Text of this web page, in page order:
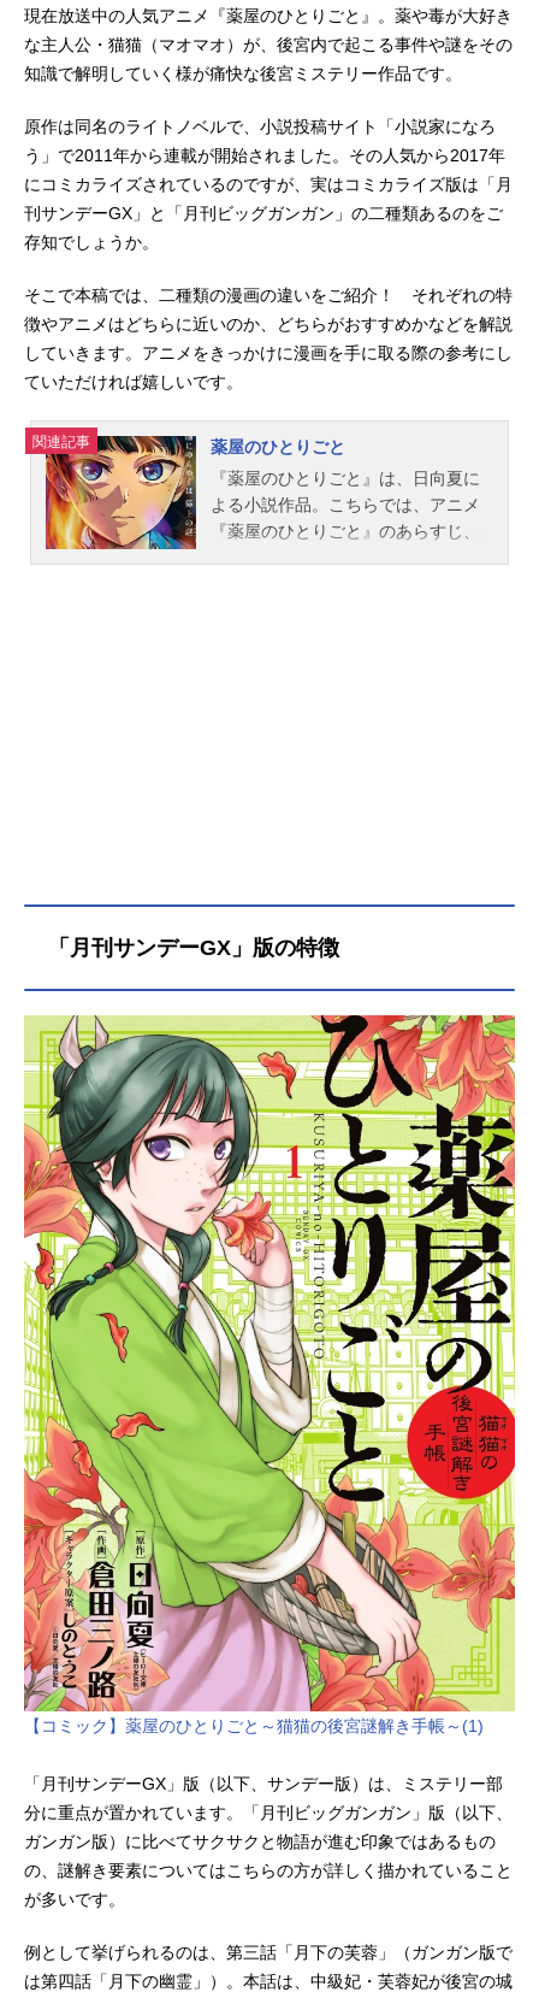
現在放送中の人気アニメ『薬屋のひとりごと』。薬や毒が大好き
な主人公・猫猫（マオマオ）が、後宮内で起こる事件や謎をその
知識で解明していく様が痛快な後宮ミステリー作品です。
原作は同名のライトノベルで、小説投稿サイト「小説家になろ
う」で2011年から連載が開始されました。その人気から2017年
にコミカライズされているのですが、実はコミカライズ版は「月
刊サンデーGX」と「月刊ビッグガンガン」の二種類あるのをご
存知でしょうか。
そこで本稿では、二種類の漫画の違いをご紹介！ それぞれの特
徴やアニメはどちらに近いのか、どちらがおすすめかなどを解説
していきます。アニメをきっかけに漫画を手に取る際の参考にし
ていただければ嬉しいです。
関連記事
薬屋のひとりごと
『薬屋のひとりごと』は、日向夏に
よる小説作品。こちらでは、アニメ
『薬屋のひとりごと』のあらすじ、
「月刊サンデーGX」版の特徴
【コミック】薬屋のひとりごと～猫猫の後宮謎解き手帳～(1)
「月刊サンデーGX」版（以下、サンデー版）は、ミステリー部
分に重点が置かれています。「月刊ビッグガンガン」版（以下、
ガンガン版）に比べてサクサクと物語が進む印象ではあるもの
の、謎解き要素についてはこちらの方が詳しく描かれていること
が多いです。
例として挙げられるのは、第三話「月下の芙蓉」（ガンガン版で
は第四話「月下の幽霊」）。本話は、中級妃・芙蓉妃が後宮の城